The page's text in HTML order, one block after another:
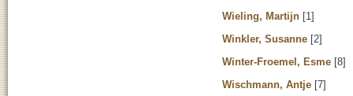
Wieling, Martijn [1]
Winkler, Susanne [2]
Winter-Froemel, Esme [8]
Wischmann, Antje [7]